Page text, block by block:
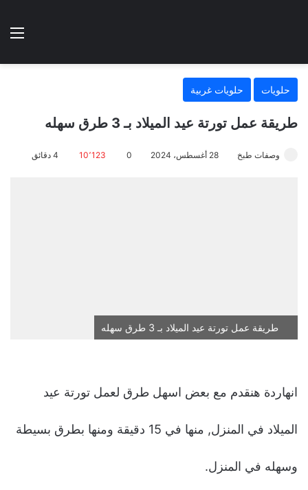
الوضع
حلويات حلويات غربية
طريقة عمل تورتة عيد الميلاد بـ 3 طرق سهله
وصفات طبخ 28 أغسطس، 2024 0 10٬123
طريقة عمل تورتة عيد الميلاد بـ 3 طرق سهله
انهاردة هنقدم مع بعض اسهل طرق لعمل تورتة عيد
الميلاد في المنزل, منها في 15 دقيقة ومنها بطرق بسيطة
وسهله في المنزل.